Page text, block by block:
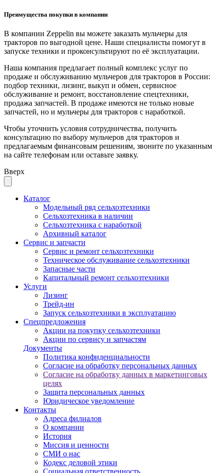
Преимущества покупки в компании
В компании Zeppelin вы можете заказать мульчеры для
тракторов по выгодной цене. Наши специалисты помогут в
запуске техники и проконсультируют по её эксплуатации.
Наша компания предлагает полный комплекс услуг по
продаже и обслуживанию мульчеров для тракторов в России:
подбор техники, лизинг, выкуп и обмен, сервисное
обслуживание и ремонт, восстановление спецтехники,
продажа запчастей. В продаже имеются не только новые
запчастей, но и мульчеры для тракторов с наработкой.
Чтобы уточнить условия сотрудничества, получить
консультацию по выбору мульчеров для тракторов и
предлагаемым финансовым решениям, звоните по указанным
на сайте телефонам или оставьте заявку.
Вверх
Каталог
Модельный ряд сельхозтехники
Сельхозтехника в наличии
Сельхозтехника с наработкой
Архивный каталог
Сервис и запчасти
Сервис и ремонт сельхозтехники
Техническое обслуживание сельхозтехники
Запасные части
Капитальный ремонт сельхозтехники
Услуги
Лизинг
Трейд-ин
Запуск сельхозтехники в эксплуатацию
Спецпредложения
Акции на покупку сельхозтехники
Акции по сервису и запчастям
Документы
Политика конфиденциальности
Согласие на обработку персональных данных
Согласие на обработку данных в маркетинговых
целях
Защита персональных данных
Юридическое уведомление
Контакты
Адреса филиалов
О компании
История
Миссия и ценности
СМИ о нас
Кодекс деловой этики
Социальная ответственность